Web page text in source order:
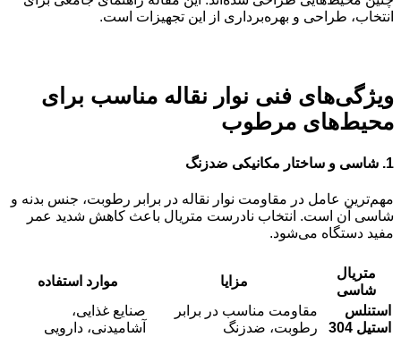
انتخاب، طراحی و بهره‌برداری از این تجهیزات است.
ویژگی‌های فنی نوار نقاله مناسب برای
محیط‌های مرطوب
1. شاسی و ساختار مکانیکی ضدزنگ
مهم‌ترین عامل در مقاومت نوار نقاله در برابر رطوبت، جنس بدنه و
شاسی آن است. انتخاب نادرست متریال باعث کاهش شدید عمر
مفید دستگاه می‌شود.
متریال
شاسی
مزایا
موارد استفاده
استنلس
استیل 304
مقاومت مناسب در برابر
رطوبت، ضدزنگ
صنایع غذایی،
آشامیدنی، دارویی